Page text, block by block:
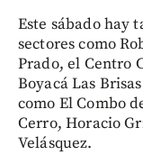
Este sábado hay
sectores como
Prado, el Centro
Boyacá Las
como El Combo
Cerro, Horacio
Velásquez.